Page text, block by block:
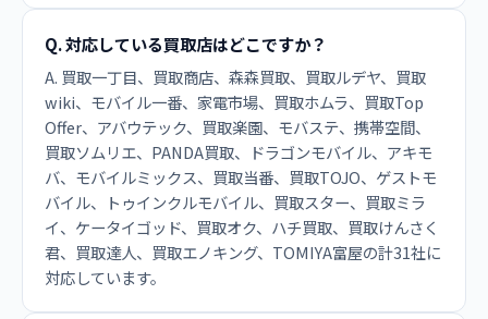
Q. 対応している買取店はどこですか？
A. 買取一丁目、買取商店、森森買取、買取ルデヤ、買取
wiki、モバイル一番、家電市場、買取ホムラ、買取Top
Offer、アバウテック、買取楽園、モバステ、携帯空間、
買取ソムリエ、PANDA買取、ドラゴンモバイル、アキモ
バ、モバイルミックス、買取当番、買取TOJO、ゲストモ
バイル、トゥインクルモバイル、買取スター、買取ミラ
イ、ケータイゴッド、買取オク、ハチ買取、買取けんさく
君、買取達人、買取エノキング、TOMIYA富屋の計31社に
対応しています。